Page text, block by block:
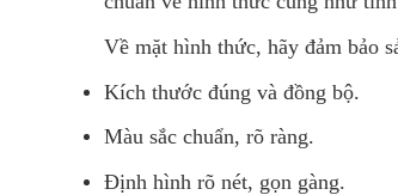
Về mặt hình thức, hãy đảm bảo
Kích thước đúng và đồng bộ.
Màu sắc chuẩn, rõ ràng.
Định hình rõ nét, gọn gàng.